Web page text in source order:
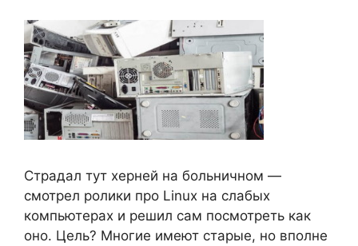
Страдал тут херней на больничном —
смотрел ролики про Linux на слабых
компьютерах и решил сам посмотреть как
оно. Цель? Многие имеют старые, но вполне